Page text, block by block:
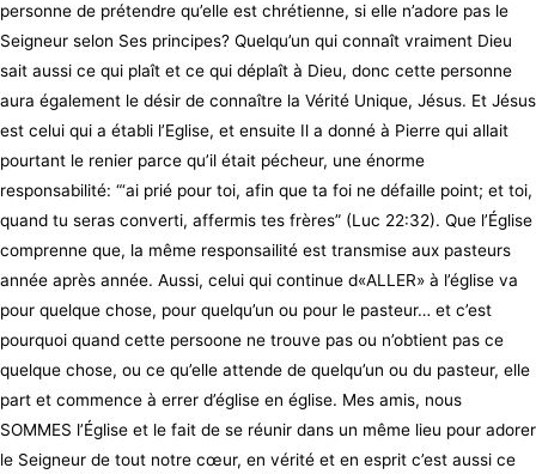
personne de prétendre qu’elle est chrétienne, si elle n’adore pas le
Seigneur selon Ses principes? Quelqu’un qui connaît vraiment Dieu
sait aussi ce qui plaît et ce qui déplaît à Dieu, donc cette personne
aura également le désir de connaître la Vérité Unique, Jésus. Et Jésus
est celui qui a établi l’Eglise, et ensuite Il a donné à Pierre qui allait
pourtant le renier parce qu’il était pécheur, une énorme
responsabilité: “‘ai prié pour toi, afin que ta foi ne défaille point; et toi,
quand tu seras converti, affermis tes frères” (Luc 22:32). Que l’Église
comprenne que, la même responsailité est transmise aux pasteurs
année après année. Aussi, celui qui continue d«ALLER» à l’église va
pour quelque chose, pour quelqu’un ou pour le pasteur… et c’est
pourquoi quand cette persoone ne trouve pas ou n’obtient pas ce
quelque chose, ou ce qu’elle attende de quelqu’un ou du pasteur, elle
part et commence à errer d’église en église. Mes amis, nous
SOMMES l’Église et le fait de se réunir dans un même lieu pour adorer
le Seigneur de tout notre cœur, en vérité et en esprit c’est aussi ce